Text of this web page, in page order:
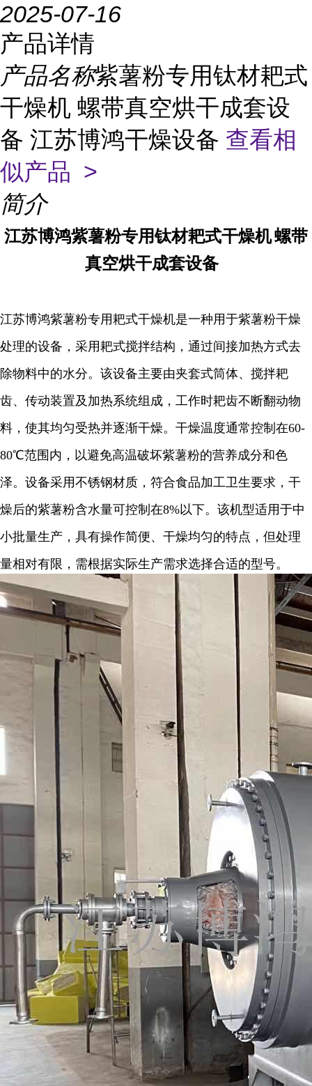
2025-07-16
产品详情
产品名称紫薯粉专用钛材耙式
干燥机 螺带真空烘干成套设
备 江苏博鸿干燥设备 查看相
似产品 >
简介
江苏博鸿紫薯粉专用钛材耙式干燥机螺带
真空烘干成套设备
江苏博鸿紫薯粉专用耙式干燥机是一种用于紫薯粉干燥
处理的设备，采用耙式搅拌结构，通过间接加热方式去
除物料中的水分。该设备主要由夹套式筒体、搅拌耙
齿、传动装置及加热系统组成，工作时耙齿不断翻动物
料，使其均匀受热并逐渐干燥。干燥温度通常控制在60-
80℃范围内，以避免高温破坏紫薯粉的营养成分和色
泽。设备采用不锈钢材质，符合食品加工卫生要求，干
燥后的紫薯粉含水量可控制在8%以下。该机型适用于中
小批量生产，具有操作简便、干燥均匀的特点，但处理
量相对有限，需根据实际生产需求选择合适的型号。